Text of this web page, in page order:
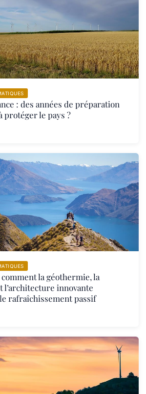
: des années de préparation
le pays ?
la géothermie, la
l’architecture innovante
rafraîchissement passif